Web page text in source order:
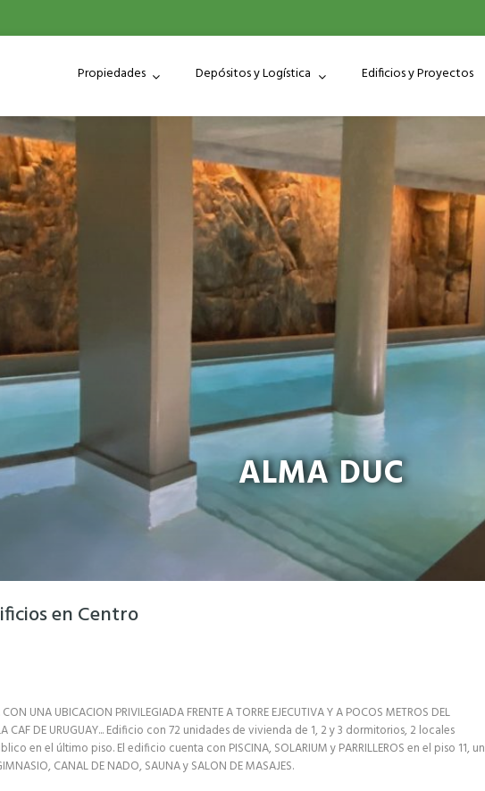
Propiedades Depósitos y Logística Edificios y Proyectos
ALMA DUC
en Centro
UNA UBICACION PRIVILEGIADA FRENTE A TORRE EJECUTIVA Y A POCOS METROS DEL
LA CAF DE URUGUAY... Edificio con 72 unidades de vivienda de 1, 2 y 3 dormitorios, 2 locales
en el último piso. El edificio cuenta con PISCINA, SOLARIUM y PARRILLEROS en el piso 11, un
CANAL DE NADO, SAUNA y SALON DE MASAJES.